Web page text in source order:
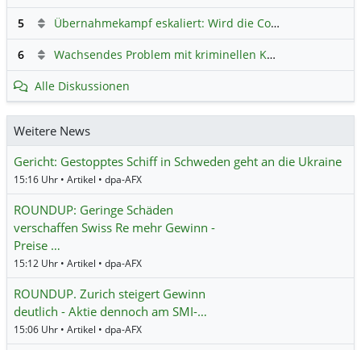
5 Übernahmekampf eskaliert: Wird die Commerzbank italienisch?
6 Wachsendes Problem mit kriminellen Kunden im Online-Handel
Alle Diskussionen
Weitere News
Gericht: Gestopptes Schiff in Schweden geht an die Ukraine
15:16 Uhr • Artikel • dpa-AFX
ROUNDUP: Geringe Schäden
verschaffen Swiss Re mehr Gewinn -
Preise …
15:12 Uhr • Artikel • dpa-AFX
ROUNDUP. Zurich steigert Gewinn
deutlich - Aktie dennoch am SMI-…
15:06 Uhr • Artikel • dpa-AFX